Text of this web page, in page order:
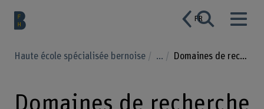
FR
Haute école spécialisée bernoise ... Domaines de recherche
Domaines de recherche